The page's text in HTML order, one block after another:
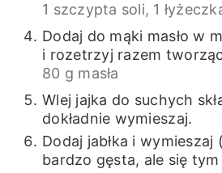
1 szczypta soli, 1
Dodaj do mąki masło w
i rozetrzyj razem
80 g masła
Wlej jajka do suchych
dokładnie wymieszaj.
Dodaj jabłka i wymieszaj
bardzo gęsta, ale się